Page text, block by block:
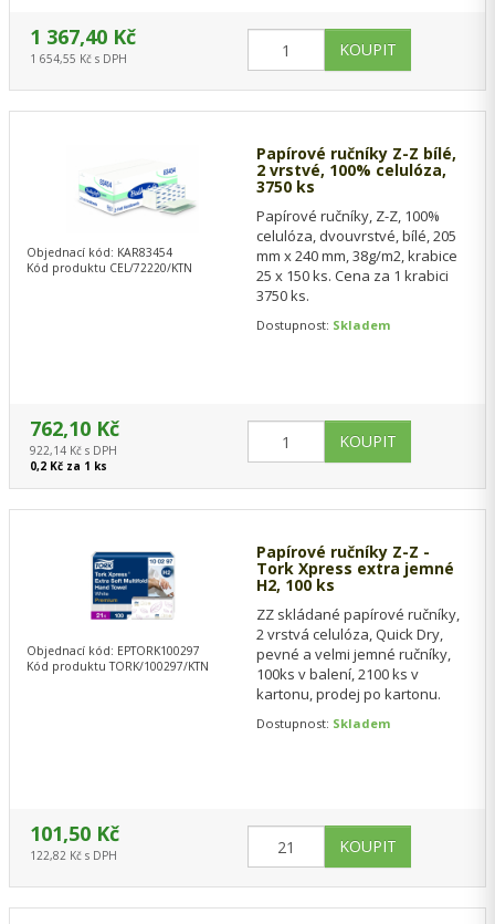
1 367,40 Kč
1 654,55 Kč s DPH
Papírové ručníky Z-Z bílé,
2 vrstvé, 100% celulóza,
3750 ks
Papírové ručníky, Z-Z, 100%
celulóza, dvouvrstvé, bílé, 205
mm x 240 mm, 38g/m2, krabice
25 x 150 ks. Cena za 1 krabici
3750 ks.
Dostupnost: Skladem
Objednací kód: KAR83454
Kód produktu CEL/72220/KTN
762,10 Kč
922,14 Kč s DPH
0,2 Kč za 1 ks
Papírové ručníky Z-Z -
Tork Xpress extra jemné
H2, 100 ks
ZZ skládané papírové ručníky,
2 vrstvá celulóza, Quick Dry,
pevné a velmi jemné ručníky,
100ks v balení, 2100 ks v
kartonu, prodej po kartonu.
Dostupnost: Skladem
Objednací kód: EPTORK100297
Kód produktu TORK/100297/KTN
101,50 Kč
122,82 Kč s DPH